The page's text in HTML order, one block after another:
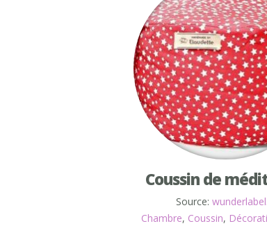
Coussin de
Source:
Chambre, Coussin,